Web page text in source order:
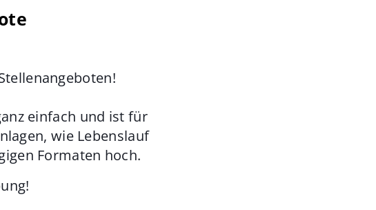
einfach und ist für
wie Lebenslauf
Formaten hoch.